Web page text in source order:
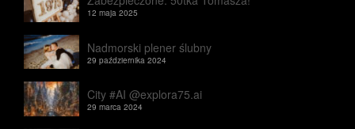
12 maja 2025
Nadmorski plener ślubny
29 października 2024
City #AI @explora75.ai
29 marca 2024